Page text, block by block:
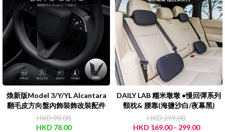
煥新版Model 3/Y/YL Alcantara
翻毛皮方向盤內飾裝飾改裝配件
HKD 98.00
HKD 78.00
DAILY LAB 糯米墩墩 •慢回彈系列
頸枕& 腰靠(海鹽沙白/夜幕黑)
HKD 299.00
HKD 169.00 - 299.00